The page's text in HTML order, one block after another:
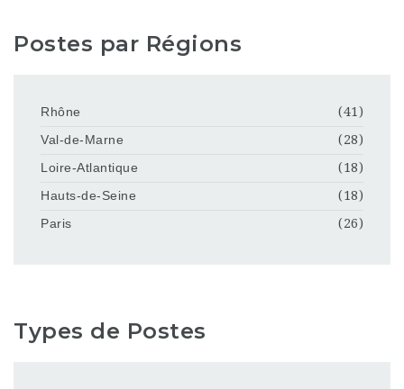
Postes par Régions
Rhône
(41)
Val-de-Marne
(28)
Loire-Atlantique
(18)
Hauts-de-Seine
(18)
Paris
(26)
Types de Postes